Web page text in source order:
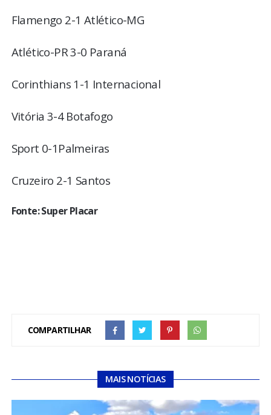
Flamengo 2-1 Atlético-MG
Atlético-PR 3-0 Paraná
Corinthians 1-1 Internacional
Vitória 3-4 Botafogo
Sport 0-1Palmeiras
Cruzeiro 2-1 Santos
Fonte: Super Placar
COMPARTILHAR
MAIS NOTÍCIAS